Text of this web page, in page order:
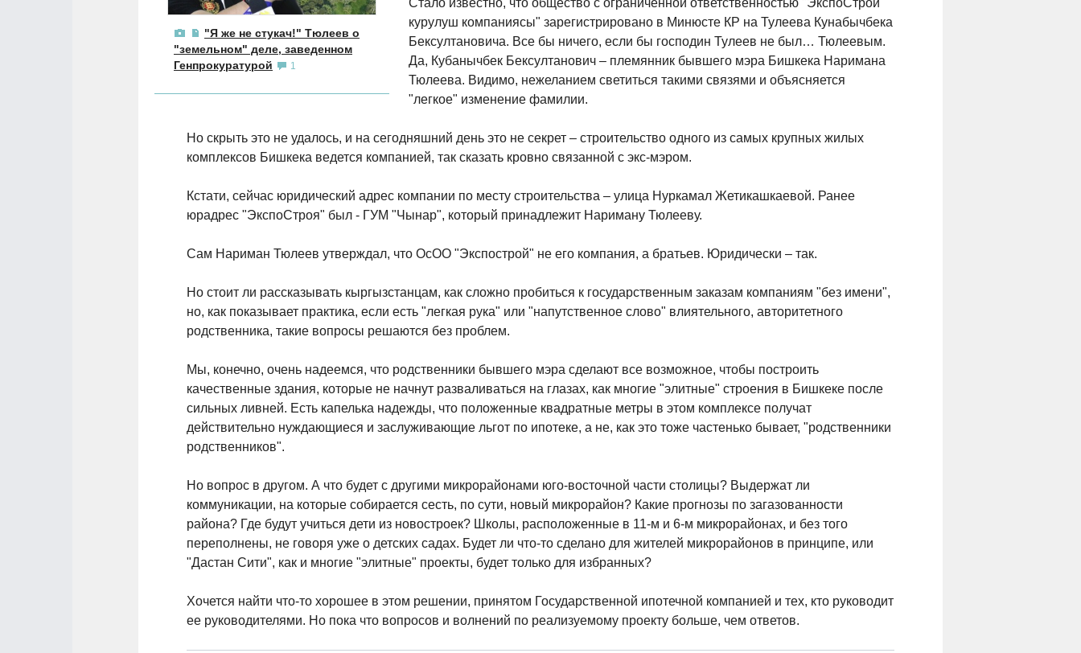
"Я же не стукач!" Тюлеев о
"земельном" деле, заведенном
Генпрокуратурой
1
Стало известно, что общество с ограниченной ответственностью "ЭкспоСтрой
курулуш компаниясы" зарегистрировано в Минюсте КР на Тулеева Кунабычбека
Бексултановича. Все бы ничего, если бы господин Тулеев не был… Тюлеевым.
Да, Кубанычбек Бексултанович – племянник бывшего мэра Бишкека Наримана
Тюлеева. Видимо, нежеланием светиться такими связями и объясняется
"легкое" изменение фамилии.
Но скрыть это не удалось, и на сегодняшний день это не секрет – строительство одного из самых крупных жилых
комплексов Бишкека ведется компанией, так сказать кровно связанной с экс-мэром.
Кстати, сейчас юридический адрес компании по месту строительства – улица Нуркамал Жетикашкаевой. Ранее
юрадрес "ЭкспоСтроя" был - ГУМ "Чынар", который принадлежит Нариману Тюлееву.
Сам Нариман Тюлеев утверждал, что ОсОО "Экспострой" не его компания, а братьев. Юридически – так.
Но стоит ли рассказывать кыргызстанцам, как сложно пробиться к государственным заказам компаниям "без имени",
но, как показывает практика, если есть "легкая рука" или "напутственное слово" влиятельного, авторитетного
родственника, такие вопросы решаются без проблем.
Мы, конечно, очень надеемся, что родственники бывшего мэра сделают все возможное, чтобы построить
качественные здания, которые не начнут разваливаться на глазах, как многие "элитные" строения в Бишкеке после
сильных ливней. Есть капелька надежды, что положенные квадратные метры в этом комплексе получат
действительно нуждающиеся и заслуживающие льгот по ипотеке, а не, как это тоже частенько бывает, "родственники
родственников".
Но вопрос в другом. А что будет с другими микрорайонами юго-восточной части столицы? Выдержат ли
коммуникации, на которые собирается сесть, по сути, новый микрорайон? Какие прогнозы по загазованности
района? Где будут учиться дети из новостроек? Школы, расположенные в 11-м и 6-м микрорайонах, и без того
переполнены, не говоря уже о детских садах. Будет ли что-то сделано для жителей микрорайонов в принципе, или
"Дастан Сити", как и многие "элитные" проекты, будет только для избранных?
Хочется найти что-то хорошее в этом решении, принятом Государственной ипотечной компанией и тех, кто руководит
ее руководителями. Но пока что вопросов и волнений по реализуемому проекту больше, чем ответов.